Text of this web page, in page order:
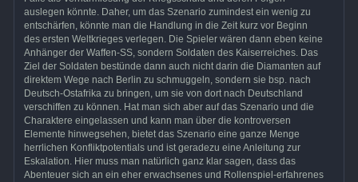
auslegen könnte. Daher, um das Szenario zumindest ein wenig zu
entschärfen, könnte man die Handlung in die Zeit kurz vor Beginn
des ersten Weltkrieges verlegen. Die Spieler wären dann eben keine
Anhänger der Waffen-SS, sondern Soldaten des Kaiserreiches. Das
Ziel der Soldaten bestünde dann auch nicht darin die Diamanten auf
direktem Wege nach Berlin zu schmuggeln, sondern sie bsp. nach
Deutsch-Ostafrika zu bringen, um sie von dort nach Deutschland
verschiffen zu können. Hat man sich aber auf das Szenario und die
Charaktere eingelassen und kann man über die kontroversen
Elemente hinwegsehen, bietet das Szenario eine ganze Menge
herrlichen Konfliktpotentials und ist geradezu eine Anleitung zur
Eskalation. Hier muss man natürlich ganz klar sagen, dass das
Abenteuer sich an ein eher erwachsenes und Rollenspiel-erfahrenes